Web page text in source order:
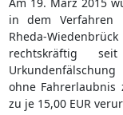
in dem Verfahren
Rheda-
rechtskräftig
ohne Fahrerlaubnis
zu je 15,00 EUR